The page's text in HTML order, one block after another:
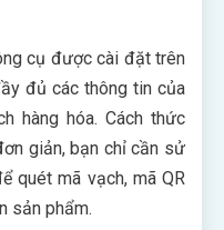
cụ được cài đặt trên
đủ các thông tin của
hàng hóa. Cách thức
giản, bạn chỉ cần sử
quét mã vạch, mã QR
sản phẩm.